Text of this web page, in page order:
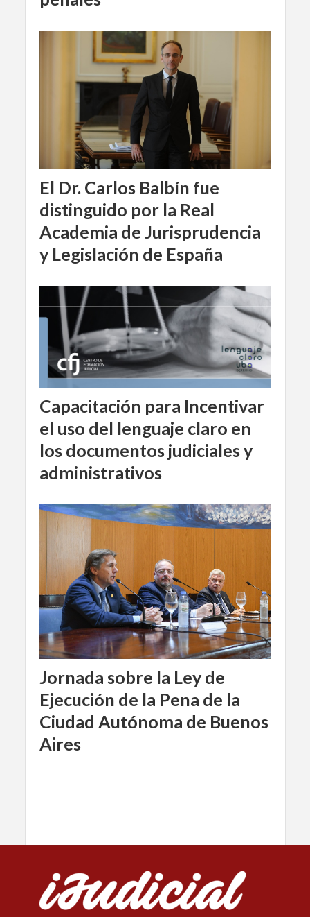
El Dr. Carlos Balbín fue
distinguido por la Real
Academia de Jurisprudencia
y Legislación de España
Capacitación para Incentivar
el uso del lenguaje claro en
los documentos judiciales y
administrativos
Jornada sobre la Ley de
Ejecución de la Pena de la
Ciudad Autónoma de Buenos
Aires